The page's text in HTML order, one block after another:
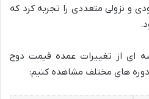
و نزولی متعددی را تجربه کرد که
ای از تغییرات عمده قیمت دوج
های مختلف مشاهده کنیم: